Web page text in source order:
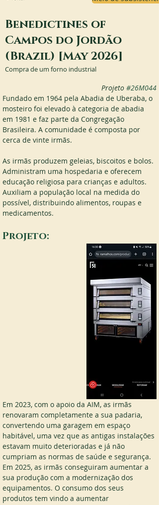
Benedictines of
Campos do Jordão
(Brazil) [May 2026]
Compra de um forno industrial
Projeto #26M044
Fundado em 1964 pela Abadia de Uberaba, o
mosteiro foi elevado à categoria de abadia
em 1981 e faz parte da Congregação
Brasileira. A comunidade é composta por
cerca de vinte irmãs.
As irmãs produzem geleias, biscoitos e bolos.
Administram uma hospedaria e oferecem
educação religiosa para crianças e adultos.
Auxiliam a população local na medida do
possível, distribuindo alimentos, roupas e
medicamentos.
Projeto:
Em 2023, com o apoio da AIM, as irmãs
renovaram completamente a sua padaria,
convertendo uma garagem em espaço
habitável, uma vez que as antigas instalações
estavam muito deterioradas e já não
cumpriam as normas de saúde e segurança.
Em 2025, as irmãs conseguiram aumentar a
sua produção com a modernização dos
equipamentos. O consumo dos seus
produtos tem vindo a aumentar